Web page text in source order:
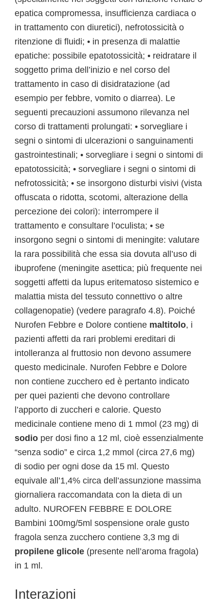
epatica compromessa, insufficienza cardiaca o
in trattamento con diuretici), nefrotossicità o
ritenzione di fluidi; • in presenza di malattie
epatiche: possibile epatotossicità; • reidratare il
soggetto prima dell’inizio e nel corso del
trattamento in caso di disidratazione (ad
esempio per febbre, vomito o diarrea). Le
seguenti precauzioni assumono rilevanza nel
corso di trattamenti prolungati: • sorvegliare i
segni o sintomi di ulcerazioni o sanguinamenti
gastrointestinali; • sorvegliare i segni o sintomi di
epatotossicità; • sorvegliare i segni o sintomi di
nefrotossicità; • se insorgono disturbi visivi (vista
offuscata o ridotta, scotomi, alterazione della
percezione dei colori): interrompere il
trattamento e consultare l’oculista; • se
insorgono segni o sintomi di meningite: valutare
la rara possibilità che essa sia dovuta all’uso di
ibuprofene (meningite asettica; più frequente nei
soggetti affetti da lupus eritematoso sistemico e
malattia mista del tessuto connettivo o altre
collagenopatie) (vedere paragrafo 4.8). Poiché
Nurofen Febbre e Dolore contiene maltitolo, i
pazienti affetti da rari problemi ereditari di
intolleranza al fruttosio non devono assumere
questo medicinale. Nurofen Febbre e Dolore
non contiene zucchero ed è pertanto indicato
per quei pazienti che devono controllare
l’apporto di zuccheri e calorie. Questo
medicinale contiene meno di 1 mmol (23 mg) di
sodio per dosi fino a 12 ml, cioè essenzialmente
“senza sodio” e circa 1,2 mmol (circa 27,6 mg)
di sodio per ogni dose da 15 ml. Questo
equivale all’1,4% circa dell’assunzione massima
giornaliera raccomandata con la dieta di un
adulto. NUROFEN FEBBRE E DOLORE
Bambini 100mg/5ml sospensione orale gusto
fragola senza zucchero contiene 3,3 mg di
propilene glicole (presente nell’aroma fragola)
in 1 ml.
Interazioni